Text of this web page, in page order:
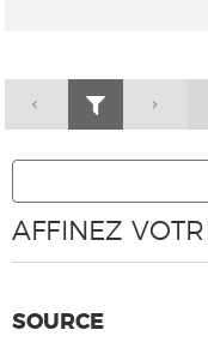
AFFINEZ
SOURCE